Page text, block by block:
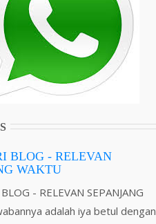
BLOG - RELEVAN
WAKTU
- RELEVAN SEPANJANG
adalah iya betul dengan